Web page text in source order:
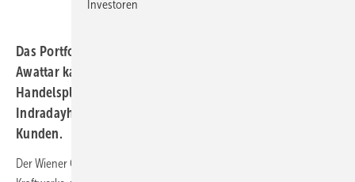
Das Portfoliomanagement des Ökostromhändlers
Awattar kann durch die Anbindung an die
Handelsplattform von Next Kraftwerke effektiver am
Indradayhandel teilnehmen. Das hat Vorteile für die
Kunden.
Der Wiener Ökostromversorger Awattar kooperiert mit Next
Investoren